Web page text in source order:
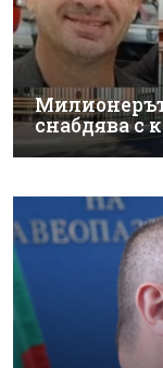
Милионерът
снабдява с